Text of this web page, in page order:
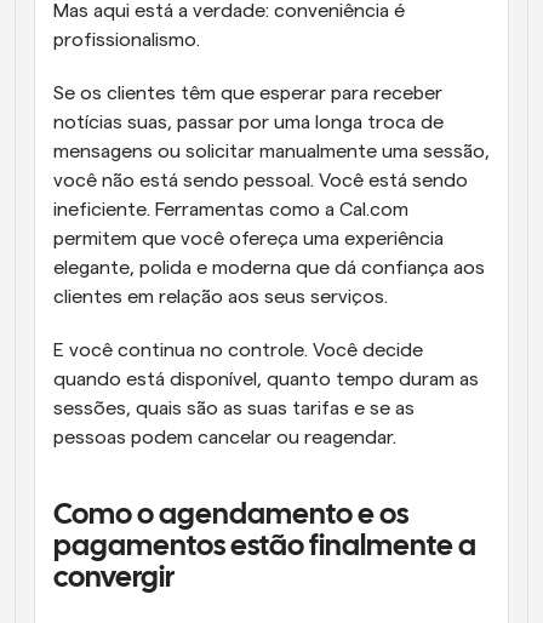
Mas aqui está a verdade: conveniência é
profissionalismo.
Se os clientes têm que esperar para receber
notícias suas, passar por uma longa troca de
mensagens ou solicitar manualmente uma sessão,
você não está sendo pessoal. Você está sendo
ineficiente. Ferramentas como a Cal.com
permitem que você ofereça uma experiência
elegante, polida e moderna que dá confiança aos
clientes em relação aos seus serviços.
E você continua no controle. Você decide
quando está disponível, quanto tempo duram as
sessões, quais são as suas tarifas e se as
pessoas podem cancelar ou reagendar.
Como o agendamento e os
pagamentos estão finalmente a
convergir